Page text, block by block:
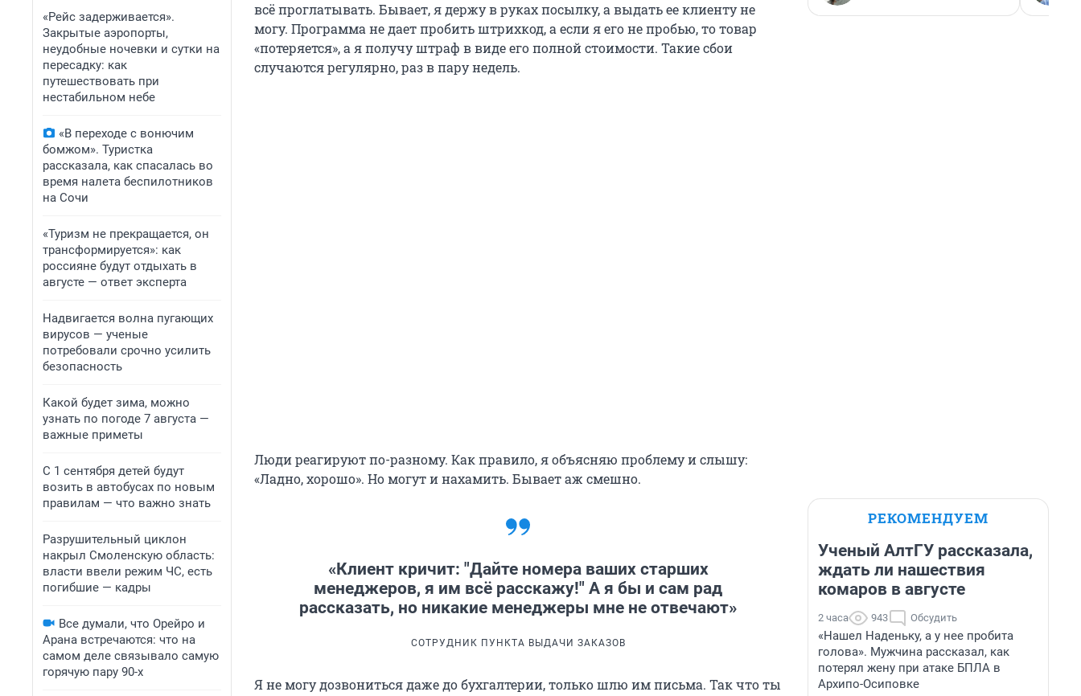
«Рейс задерживается».
Закрытые аэропорты,
неудобные ночевки и сутки на
пересадку: как
путешествовать при
нестабильном небе
«В переходе с вонючим
бомжом». Туристка
рассказала, как спасалась во
время налета беспилотников
на Сочи
«Туризм не прекращается, он
трансформируется»: как
россияне будут отдыхать в
августе — ответ эксперта
Надвигается волна пугающих
вирусов — ученые
потребовали срочно усилить
безопасность
Какой будет зима, можно
узнать по погоде 7 августа —
важные приметы
С 1 сентября детей будут
возить в автобусах по новым
правилам — что важно знать
Разрушительный циклон
накрыл Смоленскую область:
власти ввели режим ЧС, есть
погибшие — кадры
Все думали, что Орейро и
Арана встречаются: что на
самом деле связывало самую
горячую пару 90-х
всё проглатывать. Бывает, я держу в руках посылку, а выдать ее клиенту не
могу. Программа не дает пробить штрихкод, а если я его не пробью, то товар
«потеряется», а я получу штраф в виде его полной стоимости. Такие сбои
случаются регулярно, раз в пару недель.
Люди реагируют по-разному. Как правило, я объясняю проблему и слышу:
«Ладно, хорошо». Но могут и нахамить. Бывает аж смешно.
«Клиент кричит: "Дайте номера ваших старших
менеджеров, я им всё расскажу!" А я бы и сам рад
рассказать, но никакие менеджеры мне не отвечают»
СОТРУДНИК ПУНКТА ВЫДАЧИ ЗАКАЗОВ
Я не могу дозвониться даже до бухгалтерии, только шлю им письма. Так что ты
РЕКОМЕНДУЕМ
Ученый АлтГУ рассказала,
ждать ли нашествия
комаров в августе
2 часа 943 Обсудить
«Нашел Наденьку, а у нее пробита
голова». Мужчина рассказал, как
потерял жену при атаке БПЛА в
Архипо-Осиповке